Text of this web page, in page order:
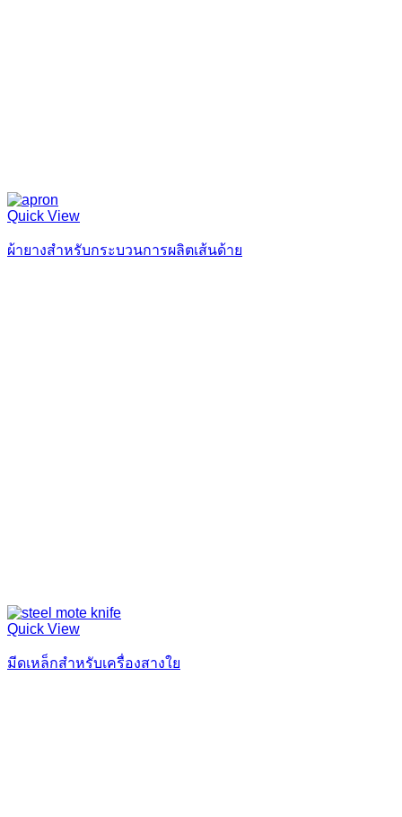
Quick View
ผ้ายางสำหรับกระบวนการผลิตเส้นด้าย
Quick View
มีดเหล็กสำหรับเครื่องสางใย